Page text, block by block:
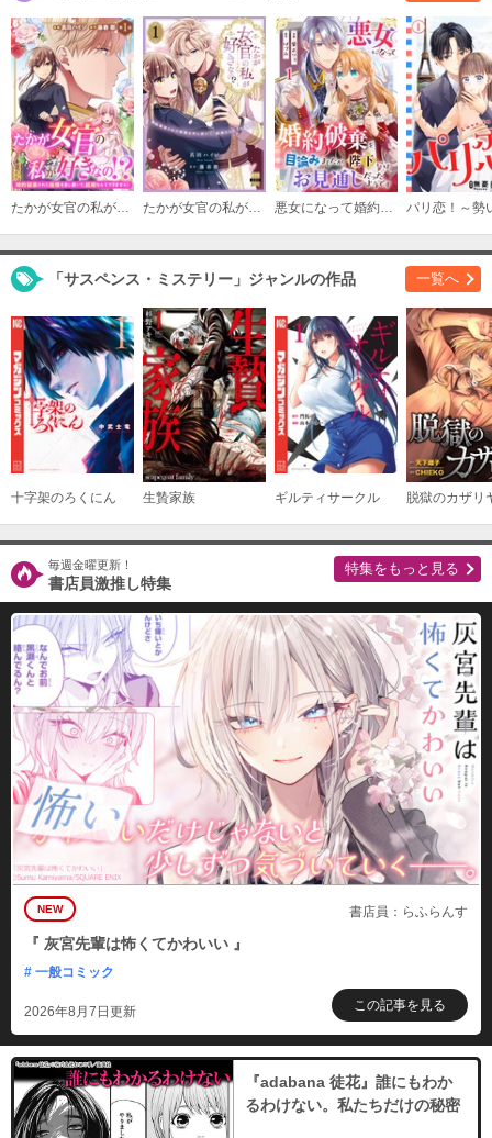
購入する
「サスペンス・ミステリー」ジャンルの作品 一覧へ
十字架のろくにん 生贄家族 ギルティサークル 脱獄のカザリ
毎週金曜更新！
書店員激推し特集
特集をもっと見る
NEW 書店員：らふらんす
『 灰宮先輩は怖くてかわいい 』
# 一般コミック
2026年8月7日更新 この記事を見る
『adabana 徒花』誰にもわか
るわけない。私たちだけの秘密